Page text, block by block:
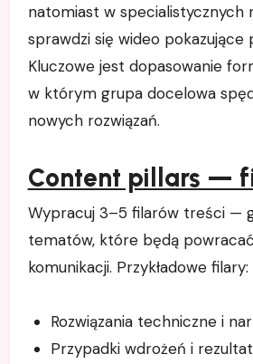
natomiast w specialistycznych
sprawdzi się wideo pokazujące
Kluczowe jest dopasowanie
w którym grupa docelowa
nowych rozwiązań.
Content pillars —
Wypracuj 3–5 filarów treści —
tematów, które będą
komunikacji. Przykładowe filary:
Rozwiązania techniczne i
Przypadki wdrożeń i